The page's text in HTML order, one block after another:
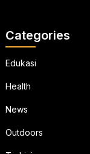
Categories
Edukasi
Health
News
Outdoors